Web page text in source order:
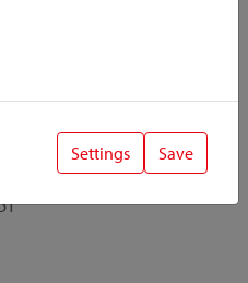
Settings Save